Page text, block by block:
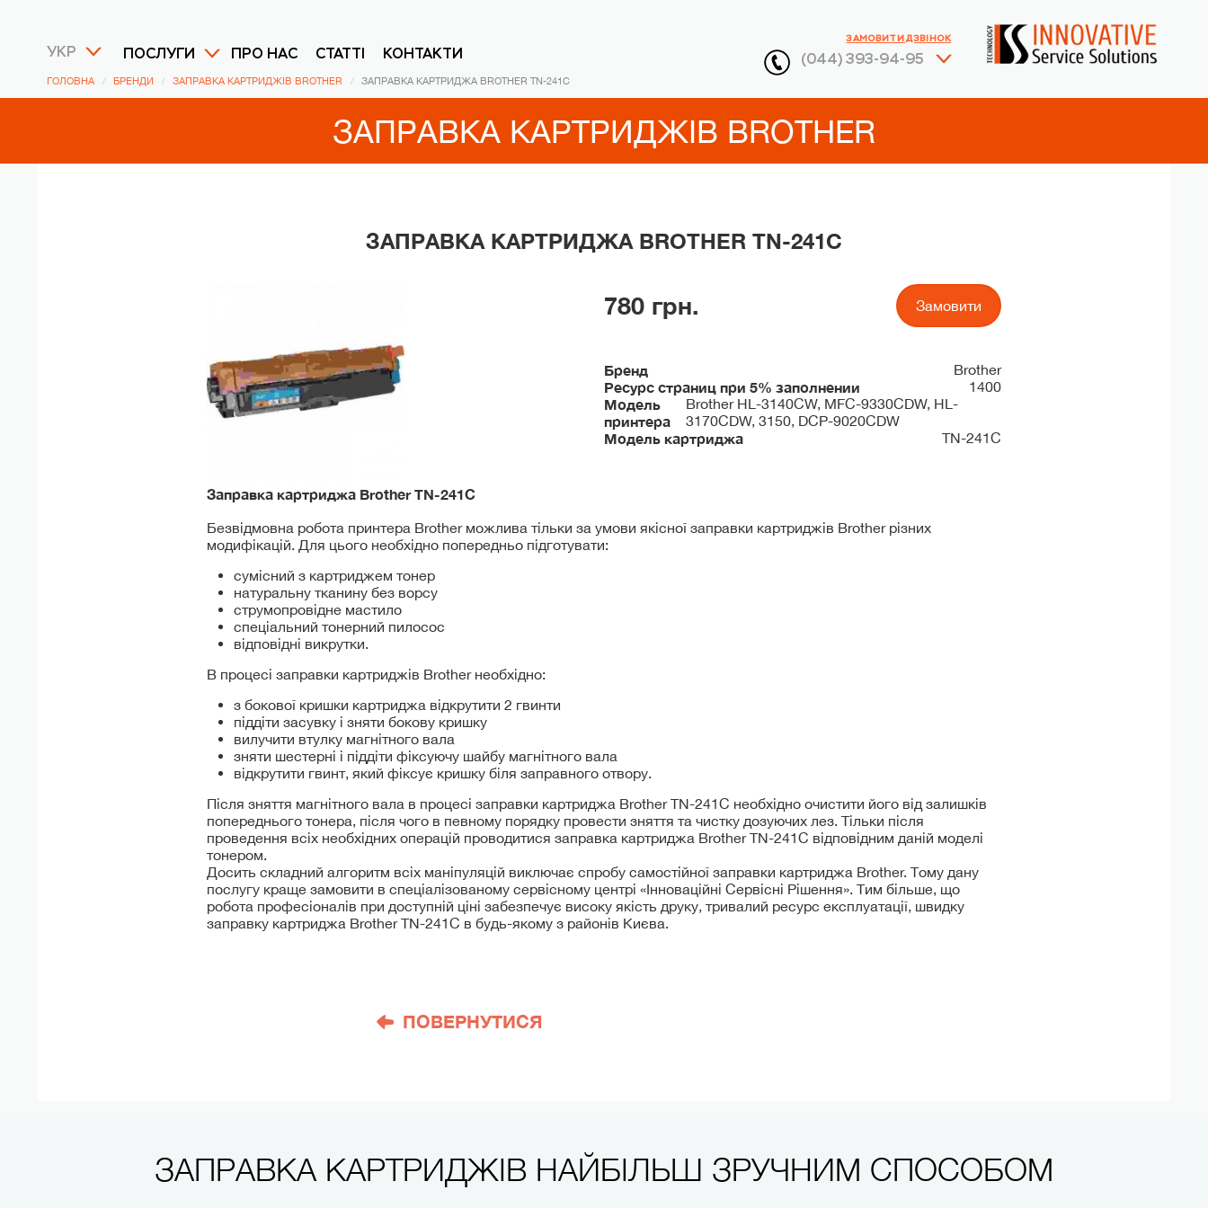
УКР ПОСЛУГИ ПРО НАС СТАТТІ КОНТАКТИ (044) 393-94-95
ЗАМОВИТИ ДЗВІНОК
ГОЛОВНА БРЕНДИ ЗАПРАВКА КАРТРИДЖІВ BROTHER ЗАПРАВКА КАРТРИДЖА BROTHER TN-241C
ЗАПРАВКА КАРТРИДЖІВ BROTHER
ЗАПРАВКА КАРТРИДЖА BROTHER TN-241C
780 грн. Замовити
Бренд Brother
Ресурс страниц при 5% заполнении 1400
Модель
принтера
Brother HL-3140CW, MFC-9330CDW, HL-
3170CDW, 3150, DCP-9020CDW
Модель картриджа TN-241C
Заправка картриджа BrotherTN-241C
Безвідмовна робота принтера Brother можлива тільки за умови якісної заправки картриджів Brother різних
модифікацій. Для цього необхідно попередньо підготувати:
сумісний з картриджем тонер
натуральну тканину без ворсу
струмопровідне мастило
спеціальний тонерний пилосос
відповідні викрутки.
В процесі заправки картриджів Brother необхідно:
з бокової кришки картриджа відкрутити 2 гвинти
піддіти засувку і зняти бокову кришку
вилучити втулку магнітного вала
зняти шестерні і піддіти фіксуючу шайбу магнітного вала
відкрутити гвинт, який фіксує кришку біля заправного отвору.
Після зняття магнітного вала в процесі заправки картриджа Brother TN-241C необхідно очистити його від залишків
попереднього тонера, після чого в певному порядку провести зняття та чистку дозуючих лез. Тільки після
проведення всіх необхідних операцій проводитися заправка картриджа Brother TN-241C відповідним даній моделі
тонером.
Досить складний алгоритм всіх маніпуляцій виключає спробу самостійної заправки картриджа Brother. Тому дану
послугу краще замовити в спеціалізованому сервісному центрі «Інноваційні Сервісні Рішення». Тим більше, що
робота професіоналів при доступній ціні забезпечує високу якість друку, тривалий ресурс експлуатації, швидку
заправку картриджа Brother TN-241C в будь-якому з районів Києва.
ПОВЕРНУТИСЯ
ЗАПРАВКА КАРТРИДЖІВ НАЙБІЛЬШ ЗРУЧНИМ СПОСОБОМ